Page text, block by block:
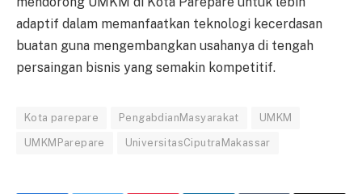
adaptif dalam memanfaatkan teknologi kecerdasan
buatan guna mengembangkan usahanya di tengah
persaingan bisnis yang semakin kompetitif.
Kota parepare PengabdianMasyarakat UMKM
UMKMParepare UniversitasCiputraMakassar